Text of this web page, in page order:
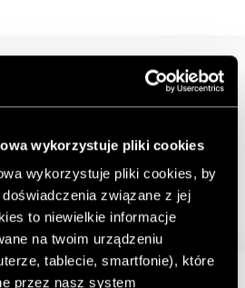
wykorzystuje pliki cookies
wykorzystuje pliki cookies, by
związane z jej
to niewielkie informacje
na twoim urządzeniu
tablecie, smartfonie), które
przez nasz system